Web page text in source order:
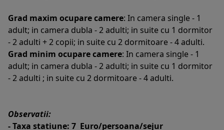
Grad maxim ocupare camere: In camera single - 1
adult; in camera dubla - 2 adulti; in suite cu 1 dormitor
- 2 adulti + 2 copii; in suite cu 2 dormitoare - 4 adulti.
Grad minim ocupare camere: In camera single - 1
adult; in camera dubla - 2 adulti; in suite cu 1 dormitor
- 2 adulti ; in suite cu 2 dormitoare - 4 adulti.
Observatii:
- Taxa statiune: 7 Euro/persoana/sejur